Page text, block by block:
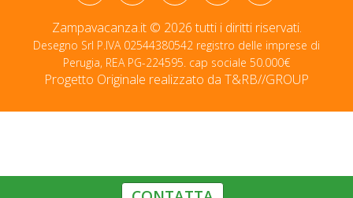
Zampavacanza.it © 2026 tutti i diritti riservati.
Desegno Srl P.IVA 02544380542 registro delle imprese di
Perugia, REA PG-224595. cap sociale 50.000€
Progetto Originale realizzato da T&RB//GROUP